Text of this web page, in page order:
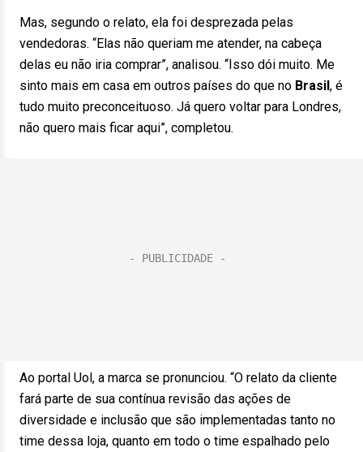
Mas, segundo o relato, ela foi desprezada pelas
vendedoras. “Elas não queriam me atender, na cabeça
delas eu não iria comprar”, analisou. “Isso dói muito. Me
sinto mais em casa em outros países do que no Brasil, é
tudo muito preconceituoso. Já quero voltar para Londres,
não quero mais ficar aqui”, completou.
Ao portal Uol, a marca se pronunciou. “O relato da cliente
fará parte de sua contínua revisão das ações de
diversidade e inclusão que são implementadas tanto no
time dessa loja, quanto em todo o time espalhado pelo